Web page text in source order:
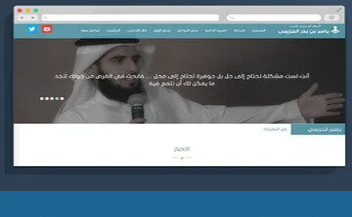
موقع ياسر بن بدر الحزيمي
التفاصيل